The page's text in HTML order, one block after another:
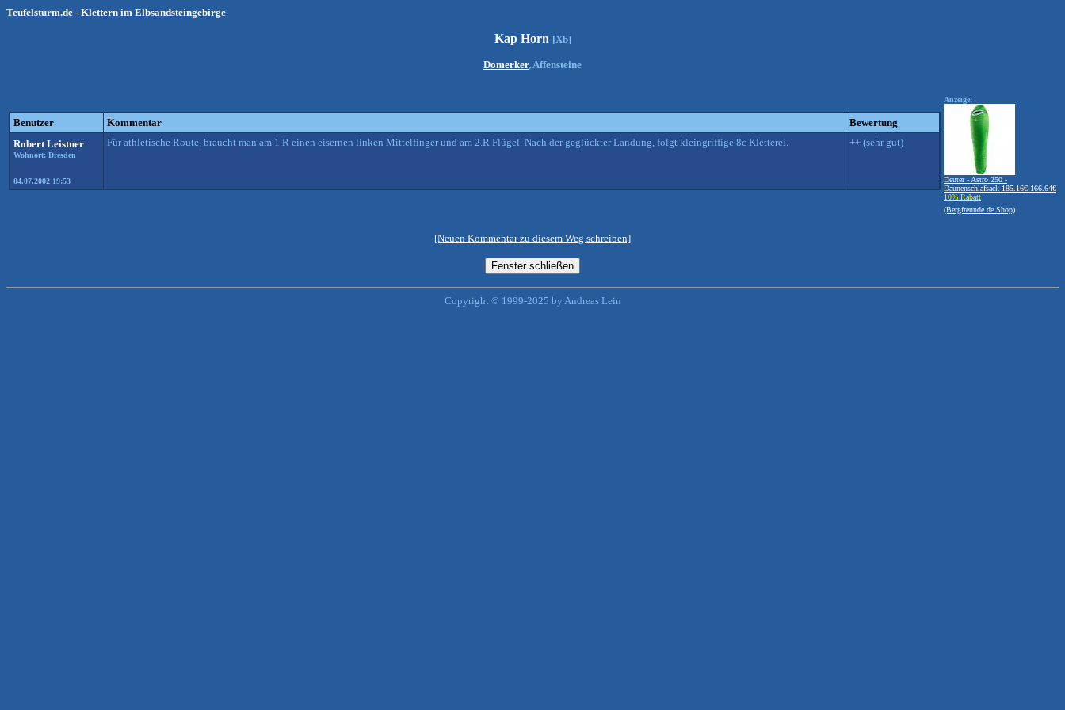
Teufelsturm.de - Klettern im Elbsandsteingebirge
Kap Horn [Xb]
Domerker, Affensteine
Benutzer Kommentar
Bewertung
Robert Leistner
Wohnort: Dresden
04.07.2002 19:53
Für athletische Route, braucht man am 1.R einen eisernen linken Mittelfinger und am 2.R Flügel. Nach der geglückter Landung, folgt kleingriffige 8c Kletterei. ++ (sehr gut)
Anzeige:
Deuter - Astro 250 -
Daunenschlafsack 185.16€ 166.64€
10% Rabatt
(Bergfreunde.de Shop)
[Neuen Kommentar zu diesem Weg schreiben]
Copyright © 1999-2025 by Andreas Lein